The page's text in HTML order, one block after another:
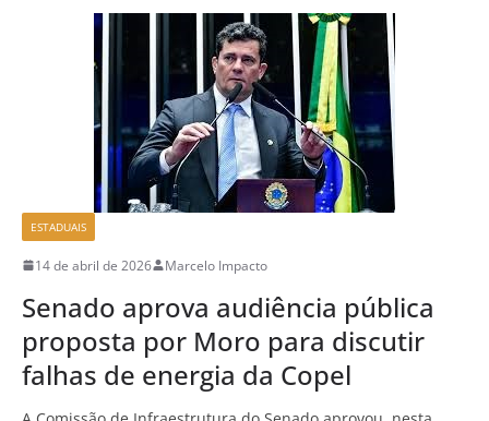
ESTADUAIS
14 de abril de 2026 Marcelo Impacto
Senado aprova audiência pública
proposta por Moro para discutir
falhas de energia da Copel